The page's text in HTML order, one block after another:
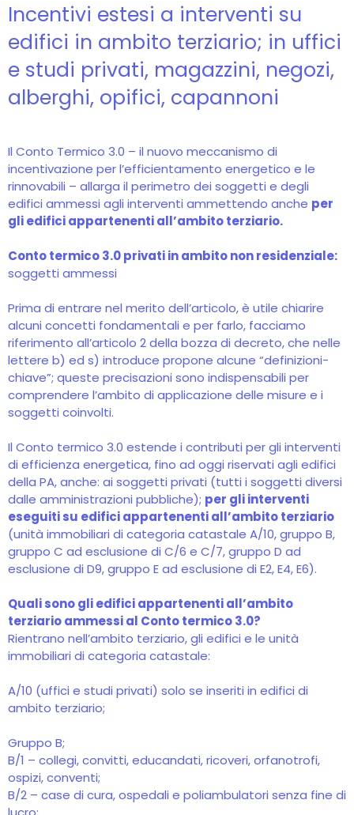
Incentivi estesi a interventi su
edifici in ambito terziario; in uffici
e studi privati, magazzini, negozi,
alberghi, opifici, capannoni
Il Conto Termico 3.0 – il nuovo meccanismo di
incentivazione per l’efficientamento energetico e le
rinnovabili – allarga il perimetro dei soggetti e degli
edifici ammessi agli interventi ammettendo anche per
gli edifici appartenenti all’ambito terziario.
Conto termico 3.0 privati in ambito non residenziale:
soggetti ammessi
Prima di entrare nel merito dell’articolo, è utile chiarire
alcuni concetti fondamentali e per farlo, facciamo
riferimento all’articolo 2 della bozza di decreto, che nelle
lettere b) ed s) introduce propone alcune “definizioni-
chiave”; queste precisazioni sono indispensabili per
comprendere l’ambito di applicazione delle misure e i
soggetti coinvolti.
Il Conto termico 3.0 estende i contributi per gli interventi
di efficienza energetica, fino ad oggi riservati agli edifici
della PA, anche: ai soggetti privati (tutti i soggetti diversi
dalle amministrazioni pubbliche); per gli interventi
eseguiti su edifici appartenenti all’ambito terziario
(unità immobiliari di categoria catastale A/10, gruppo B,
gruppo C ad esclusione di C/6 e C/7, gruppo D ad
esclusione di D9, gruppo E ad esclusione di E2, E4, E6).
Quali sono gli edifici appartenenti all’ambito
terziario ammessi al Conto termico 3.0?
Rientrano nell’ambito terziario, gli edifici e le unità
immobiliari di categoria catastale:
A/10 (uffici e studi privati) solo se inseriti in edifici di
ambito terziario;
Gruppo B;
B/1 – collegi, convitti, educandati, ricoveri, orfanotrofi,
ospizi, conventi;
B/2 – case di cura, ospedali e poliambulatori senza fine di